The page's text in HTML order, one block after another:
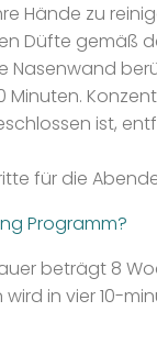
Hände zu
Düfte gemäß
Nasenwand
Minuten.
ist,
für die
Programm?
beträgt 8
wird in vier 10-